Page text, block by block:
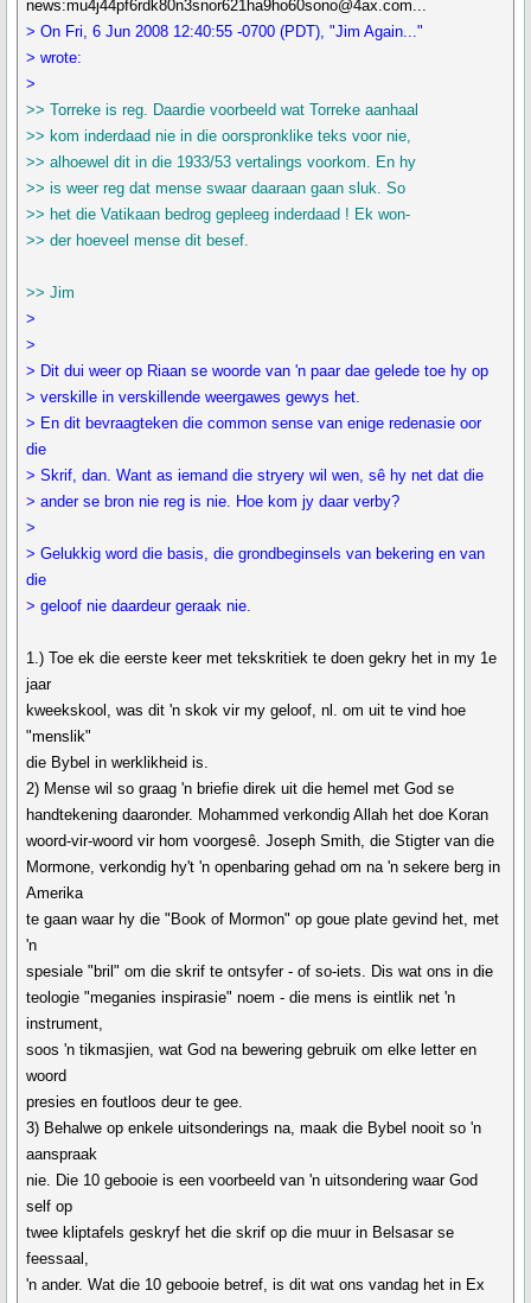
news:mu4j44pf6rdk80n3snor621ha9ho60sono@4ax.com...
> On Fri, 6 Jun 2008 12:40:55 -0700 (PDT), "Jim Again..."
> wrote:
>
>> Torreke is reg. Daardie voorbeeld wat Torreke aanhaal
>> kom inderdaad nie in die oorspronklike teks voor nie,
>> alhoewel dit in die 1933/53 vertalings voorkom. En hy
>> is weer reg dat mense swaar daaraan gaan sluk. So
>> het die Vatikaan bedrog gepleeg inderdaad ! Ek won-
>> der hoeveel mense dit besef.
>> Jim
>
>
> Dit dui weer op Riaan se woorde van 'n paar dae gelede toe hy op
> verskille in verskillende weergawes gewys het.
> En dit bevraagteken die common sense van enige redenasie oor
die
> Skrif, dan. Want as iemand die stryery wil wen, sê hy net dat die
> ander se bron nie reg is nie. Hoe kom jy daar verby?
>
> Gelukkig word die basis, die grondbeginsels van bekering en van
die
> geloof nie daardeur geraak nie.
1.) Toe ek die eerste keer met tekskritiek te doen gekry het in my 1e
jaar
kweekskool, was dit 'n skok vir my geloof, nl. om uit te vind hoe
"menslik"
die Bybel in werklikheid is.
2) Mense wil so graag 'n briefie direk uit die hemel met God se
handtekening daaronder. Mohammed verkondig Allah het doe Koran
woord-vir-woord vir hom voorgesê. Joseph Smith, die Stigter van die
Mormone, verkondig hy't 'n openbaring gehad om na 'n sekere berg in
Amerika
te gaan waar hy die "Book of Mormon" op goue plate gevind het, met
'n
spesiale "bril" om die skrif te ontsyfer - of so-iets. Dis wat ons in die
teologie "meganies inspirasie" noem - die mens is eintlik net 'n
instrument,
soos 'n tikmasjien, wat God na bewering gebruik om elke letter en
woord
presies en foutloos deur te gee.
3) Behalwe op enkele uitsonderings na, maak die Bybel nooit so 'n
aanspraak
nie. Die 10 gebooie is een voorbeeld van 'n uitsondering waar God
self op
twee kliptafels geskryf het die skrif op die muur in Belsasar se
feessaal,
'n ander. Wat die 10 gebooie betref, is dit wat ons vandag het in Ex